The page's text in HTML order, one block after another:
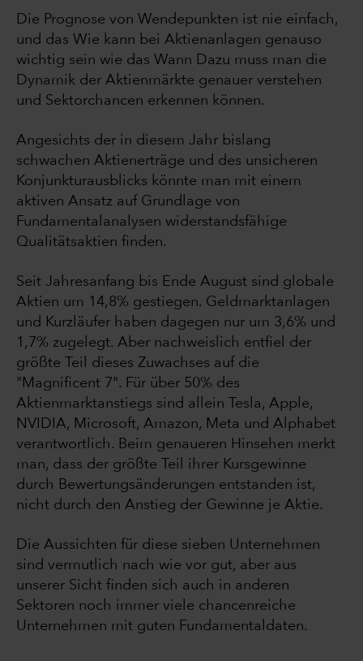
Die Prognose von Wendepunkten ist nie einfach,
und das Wie kann bei Aktienanlagen genauso
wichtig sein wie das Wann Dazu muss man die
Dynamik der Aktienmärkte genauer verstehen
und Sektorchancen erkennen können.
Angesichts der in diesem Jahr bislang
schwachen Aktienerträge und des unsicheren
Konjunkturausblicks könnte man mit einem
aktiven Ansatz auf Grundlage von
Fundamentalanalysen widerstandsfähige
Qualitätsaktien finden.
Seit Jahresanfang bis Ende August sind globale
Aktien um 14,8% gestiegen. Geldmarktanlagen
und Kurzläufer haben dagegen nur um 3,6% und
1,7% zugelegt. Aber nachweislich entfiel der
größte Teil dieses Zuwachses auf die
"Magnificent 7". Für über 50% des
Aktienmarktanstiegs sind allein Tesla, Apple,
NVIDIA, Microsoft, Amazon, Meta und Alphabet
verantwortlich. Beim genaueren Hinsehen merkt
man, dass der größte Teil ihrer Kursgewinne
durch Bewertungsänderungen entstanden ist,
nicht durch den Anstieg der Gewinne je Aktie.
Die Aussichten für diese sieben Unternehmen
sind vermutlich nach wie vor gut, aber aus
unserer Sicht finden sich auch in anderen
Sektoren noch immer viele chancenreiche
Unternehmen mit guten Fundamentaldaten.